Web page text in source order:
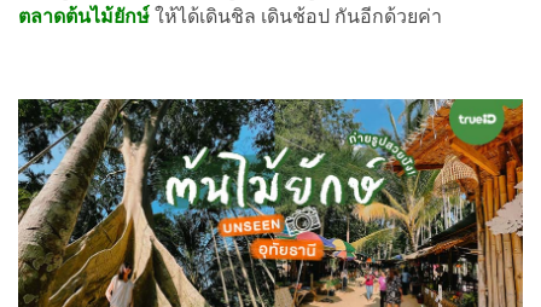
ตลาดต้นไม้ยักษ์ ให้ได้เดินชิล เดินช้อป กันอีกด้วยค่า